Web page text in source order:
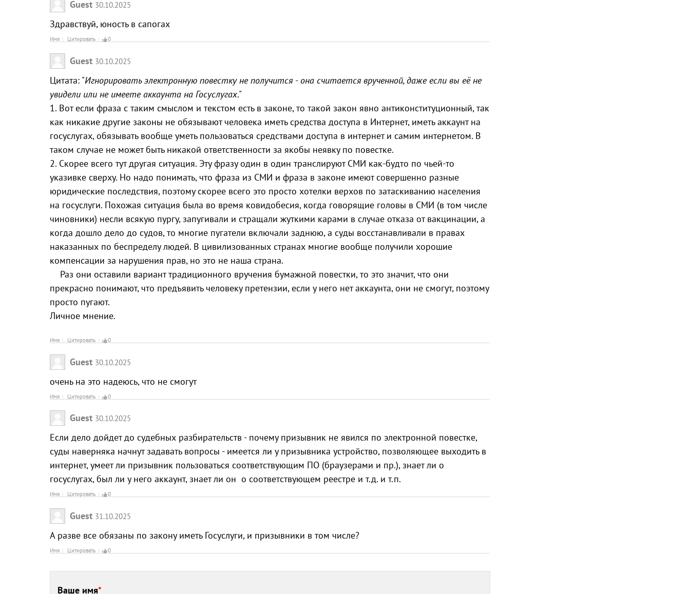
Guest 30.10.2025
Здравствуй, юность в сапогах
Имя Цитировать 0
Guest 30.10.2025
Цитата: "Игнорировать электронную повестку не получится - она считается врученной, даже если вы её не
увидели или не имеете аккаунта на Госуслугах."
1. Вот если фраза с таким смыслом и текстом есть в законе, то такой закон явно антиконституционный, так
как никакие другие законы не обязывают человека иметь средства доступа в Интернет, иметь аккаунт на
госуслугах, обязывать вообще уметь пользоваться средствами доступа в интернет и самим интернетом. В
таком случае не может быть никакой ответственности за якобы неявку по повестке.
2. Скорее всего тут другая ситуация. Эту фразу один в один транслируют СМИ как-будто по чьей-то
указивке сверху. Но надо понимать, что фраза из СМИ и фраза в законе имеют совершенно разные
юридические последствия, поэтому скорее всего это просто хотелки верхов по затаскиванию населения
на госуслуги. Похожая ситуация была во время ковидобесия, когда говорящие головы в СМИ (в том числе
чиновники) несли всякую пургу, запугивали и стращали жуткими карами в случае отказа от вакцинации, а
когда дошло дело до судов, то многие пугатели включали заднюю, а суды восстанавливали в правах
наказанных по беспределу людей. В цивилизованных странах многие вообще получили хорошие
компенсации за нарушения прав, но это не наша страна.
Раз они оставили вариант традиционного вручения бумажной повестки, то это значит, что они
прекрасно понимают, что предъявить человеку претензии, если у него нет аккаунта, они не смогут, поэтому
просто пугают.
Личное мнение.
Имя Цитировать 0
Guest 30.10.2025
очень на это надеюсь, что не смогут
Имя Цитировать 0
Guest 30.10.2025
Если дело дойдет до судебных разбирательств - почему призывник не явился по электронной повестке,
суды наверняка начнут задавать вопросы - имеется ли у призывника устройство, позволяющее выходить в
интернет, умеет ли призывник пользоваться соответствующим ПО (браузерами и пр.), знает ли о
госуслугах, был ли у него аккаунт, знает ли он о соответствующем реестре и т.д. и т.п.
Имя Цитировать 0
Guest 31.10.2025
А разве все обязаны по закону иметь Госуслуги, и призывники в том числе?
Имя Цитировать 0
Ваше имя*